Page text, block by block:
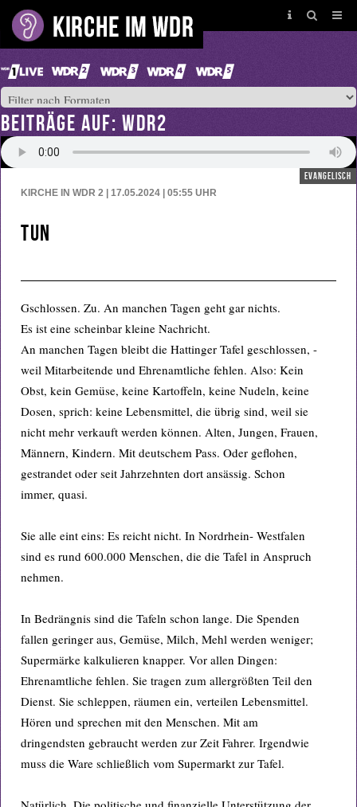
BEITRÄGE AUF: WDR2
evangelisch
KIRCHE IN WDR 2 | 17.05.2024 | 05:55 UHR
Tun
Gschlossen. Zu. An manchen Tagen geht gar nichts.
Es ist eine scheinbar kleine Nachricht.
An manchen Tagen bleibt die Hattinger Tafel geschlossen, -
weil Mitarbeitende und Ehrenamtliche fehlen. Also: Kein
Obst, kein Gemüse, keine Kartoffeln, keine Nudeln, keine
Dosen, sprich: keine Lebensmittel, die übrig sind, weil sie
nicht mehr verkauft werden können. Alten, Jungen, Frauen,
Männern, Kindern. Mit deutschem Pass. Oder geflohen,
gestrandet oder seit Jahrzehnten dort ansässig. Schon
immer, quasi.
Sie alle eint eins: Es reicht nicht. In Nordrhein- Westfalen
sind es rund 600.000 Menschen, die die Tafel in Anspruch
nehmen.
In Bedrängnis sind die Tafeln schon lange. Die Spenden
fallen geringer aus, Gemüse, Milch, Mehl werden weniger;
Supermärke kalkulieren knapper. Vor allen Dingen:
Ehrenamtliche fehlen. Sie tragen zum allergrößten Teil den
Dienst. Sie schleppen, räumen ein, verteilen Lebensmittel.
Hören und sprechen mit den Menschen. Mit am
dringendsten gebraucht werden zur Zeit Fahrer. Irgendwie
muss die Ware schließlich vom Supermarkt zur Tafel.